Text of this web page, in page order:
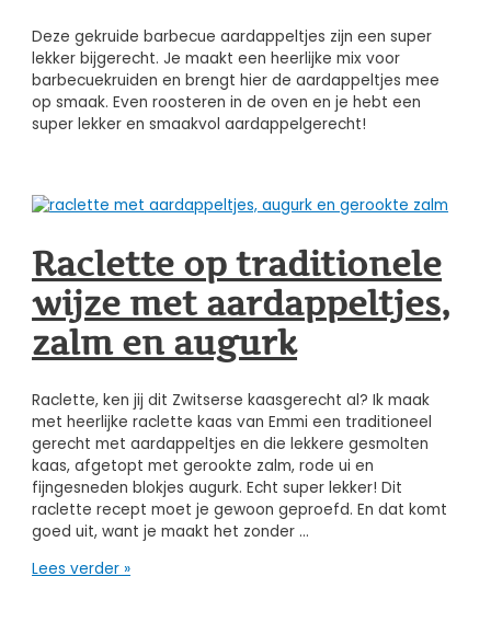
Deze gekruide barbecue aardappeltjes zijn een super
lekker bijgerecht. Je maakt een heerlijke mix voor
barbecuekruiden en brengt hier de aardappeltjes mee
op smaak. Even roosteren in de oven en je hebt een
super lekker en smaakvol aardappelgerecht!
Raclette op traditionele
wijze met aardappeltjes,
zalm en augurk
Raclette, ken jij dit Zwitserse kaasgerecht al? Ik maak
met heerlijke raclette kaas van Emmi een traditioneel
gerecht met aardappeltjes en die lekkere gesmolten
kaas, afgetopt met gerookte zalm, rode ui en
fijngesneden blokjes augurk. Echt super lekker! Dit
raclette recept moet je gewoon geproefd. En dat komt
goed uit, want je maakt het zonder …
Raclette
Lees verder »